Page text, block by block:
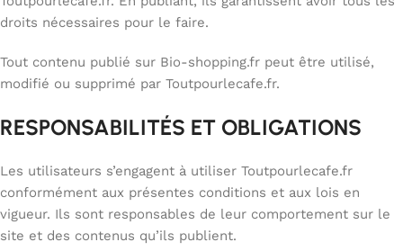
droits nécessaires pour le faire.
Tout contenu publié sur Bio-shopping.fr peut être utilisé,
modifié ou supprimé par Toutpourlecafe.fr.
RESPONSABILITÉS ET OBLIGATIONS
Les utilisateurs s’engagent à utiliser Toutpourlecafe.fr
conformément aux présentes conditions et aux lois en
vigueur. Ils sont responsables de leur comportement sur le
site et des contenus qu’ils publient.